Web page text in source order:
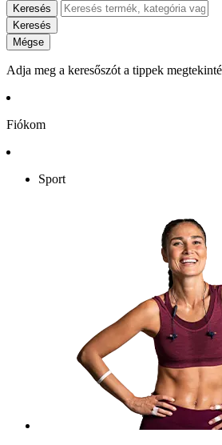
Keresés
Keresés
Mégse
Adja meg a keresőszót a tippek
Fiókom
Sport